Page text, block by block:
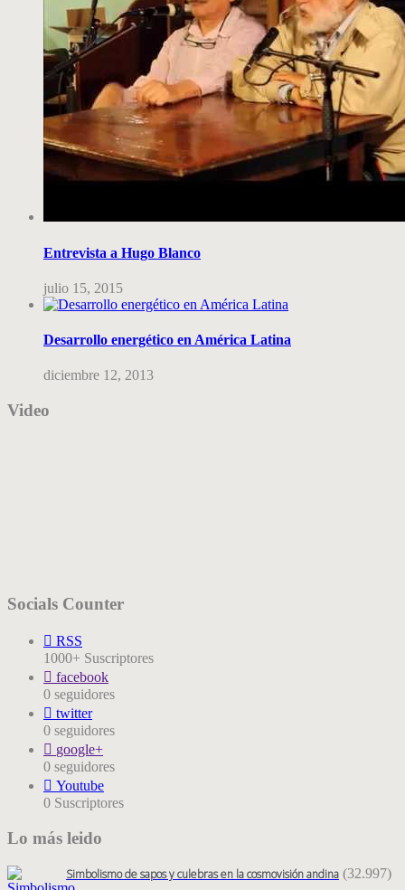
Entrevista a Hugo Blanco
julio 15, 2015
Desarrollo energético en América Latina
diciembre 12, 2013
Video
Socials Counter
RSS
1000+ Suscriptores
facebook
0 seguidores
twitter
0 seguidores
google+
0 seguidores
Youtube
0 Suscriptores
Lo más leido
Simbolismo de sapos y culebras en la cosmovisión andina (32.997)